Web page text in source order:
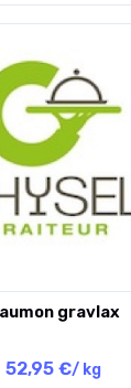
gravlax
52,95 €/ kg